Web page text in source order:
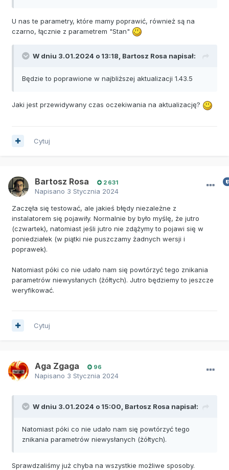
U nas te parametry, które mamy poprawić, również są na
czarno, łącznie z parametrem "Stan"
W dniu 3.01.2024 o 13:18, Bartosz Rosa napisał:
Będzie to poprawione w najbliższej aktualizacji 1.43.5
Jaki jest przewidywany czas oczekiwania na aktualizację?
Cytuj
Bartosz Rosa 2 631
Napisano 3 Stycznia 2024
Zaczęła się testować, ale jakieś błędy niezależne z
instalatorem się pojawiły. Normalnie by było myślę, że jutro
(czwartek), natomiast jeśli jutro nie zdążymy to pojawi się w
poniedziałek (w piątki nie puszczamy żadnych wersji i
poprawek).
Natomiast póki co nie udało nam się powtórzyć tego znikania
parametrów niewysłanych (żółtych). Jutro będziemy to jeszcze
weryfikować.
Cytuj
Aga Zgaga 96
Napisano 3 Stycznia 2024
W dniu 3.01.2024 o 15:00, Bartosz Rosa napisał:
Natomiast póki co nie udało nam się powtórzyć tego
znikania parametrów niewysłanych (żółtych).
Sprawdzaliśmy już chyba na wszystkie możliwe sposoby.